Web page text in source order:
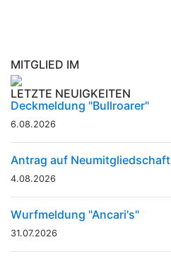
MITGLIED IM
LETZTE NEUIGKEITEN
Deckmeldung "Bullroarer"
6.08.2026
Antrag auf Neumitgliedschaft
4.08.2026
Wurfmeldung "Ancari's"
31.07.2026